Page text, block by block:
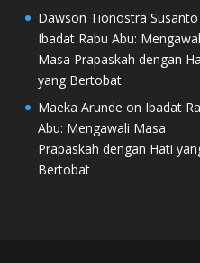
Dawson Tionostra Susanto
Ibadat Rabu Abu:
Masa Prapaskah dengan
yang Bertobat
Maeka Arunde on Ibadat
Abu: Mengawali Masa
Prapaskah dengan Hati
Bertobat